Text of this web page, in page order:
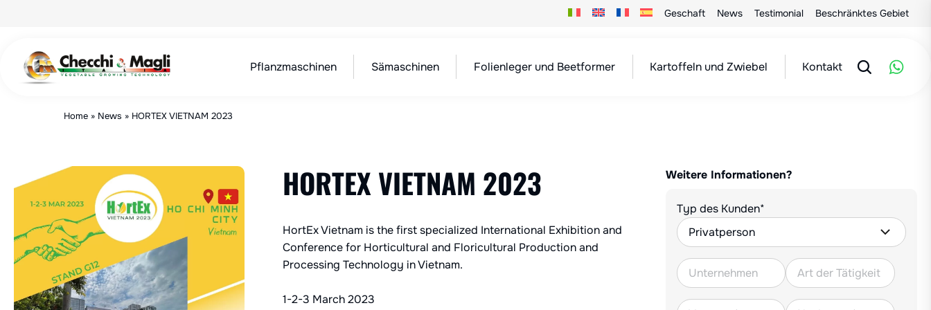
Geschaft News Testimonial Beschränktes Gebiet
Pflanzmaschinen Sämaschinen Folienleger und Beetformer Kartoffeln und Zwiebel Kontakt
Home » News » HORTEX VIETNAM 2023
HORTEX VIETNAM 2023
HortEx Vietnam is the first specialized International Exhibition and
Conference for Horticultural and Floricultural Production and
Processing Technology in Vietnam.
1-2-3 March 2023
Weitere Informationen?
Typ des Kunden*